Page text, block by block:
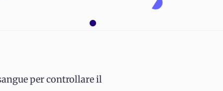
per controllare il